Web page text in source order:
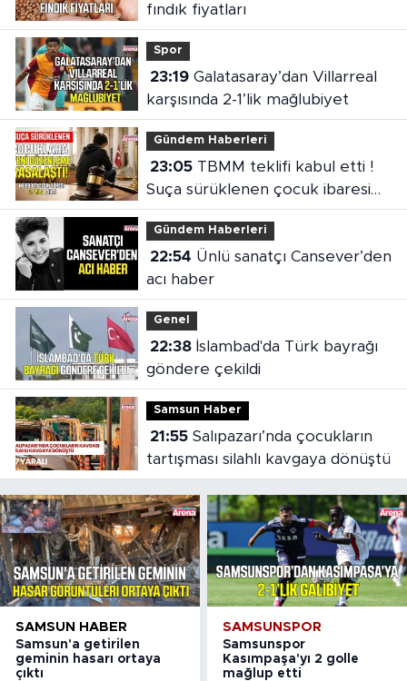
fındık fiyatları
Spor
23:19Galatasaray’dan Villarreal
karşısında 2-1’lik mağlubiyet
Gündem Haberleri
23:05TBMM teklifi kabul etti !
Suça sürüklenen çocuk ibaresi
değişti
Gündem Haberleri
22:54
acı haber
Genel
22:38İslambad'da Türk bayrağı
göndere çekildi
Samsun Haber
21:55Salıpazarı’nda çocukların
tartışması silahlı kavgaya dönüştü
SAMSUN HABER
Samsun'a getirilen
geminin hasarı ortaya
çıktı
SAMSUNSPOR
Samsunspor
Kasımpaşa'yı 2 golle
mağlup etti